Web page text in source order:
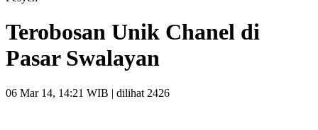
Terobosan Unik Chanel di
Pasar Swalayan
06 Mar 14, 14:21 WIB | dilihat 2426